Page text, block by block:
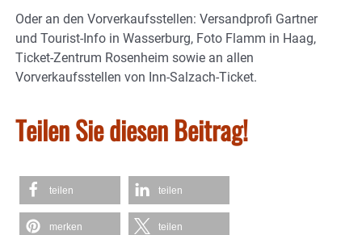
Oder an den Vorverkaufsstellen: Versandprofi Gartner
und Tourist-Info in Wasserburg, Foto Flamm in Haag,
Ticket-Zentrum Rosenheim sowie an allen
Vorverkaufsstellen von Inn-Salzach-Ticket.
Teilen Sie diesen Beitrag!
teilen teilen
merken teilen